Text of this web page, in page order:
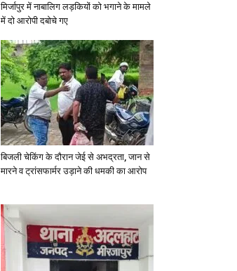
मिर्जापुर में नाबालिग लड़कियों को भगाने के मामले
में दो आरोपी दबोचे गए
बिजली चेकिंग के दौरान जेई से अभद्रता, जान से
मारने व ट्रांसफार्मर उड़ाने की धमकी का आरोप